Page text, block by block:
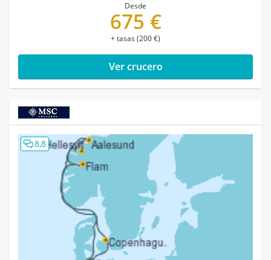
Desde
675 €
+ tasas (200 €)
Ver crucero
8,8